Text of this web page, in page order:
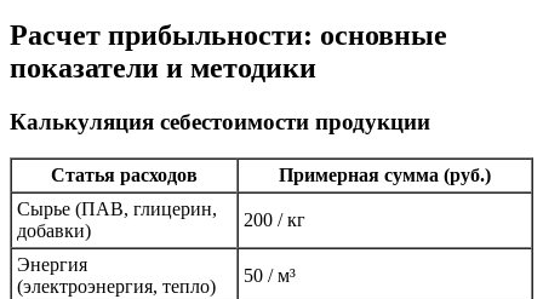
Расчет прибыльности: основные
показатели и методики
Калькуляция себестоимости продукции
Статья расходов
Примерная сумма (руб.)
Сырье (ПАВ, глицерин,
добавки)
200 / кг
Энергия
(электроэнергия, тепло)
50 / м³